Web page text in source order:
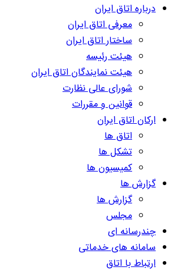
درباره اتاق ایران
معرفی اتاق ایران
ساختار اتاق ایران
هیئت رئیسه
هیئت نمایندگان اتاق ایران
شورای عالی نظارت
قوانین و مقررات
ارکان اتاق ایران
اتاق ها
تشکل ها
کمیسیون ها
گزارش ها
گزارش ها
مجلس
چندرسانه ای
سامانه های خدماتی
ارتباط با اتاق